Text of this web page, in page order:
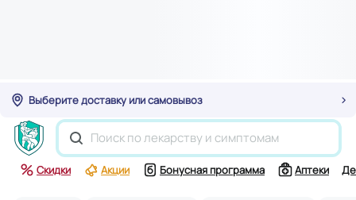
Выберите доставку или самовывоз
Скидки Акции Бонусная программа Аптеки